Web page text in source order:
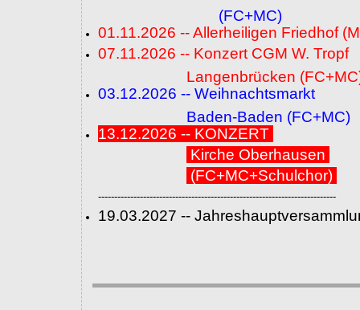
(FC+MC)
01.11.2026 -- Allerheiligen Friedhof
07.11.2026 -- Konzert CGM W. Tropf
Langenbrücken
03.12.2026 -- Weihnachtsmarkt
Baden-Baden (FC+MC)
13.12.2026 -- KONZERT
Kirche Oberhausen
(FC+MC+Schulchor)
--------------------------------------------------------------------------
19.03.2027 --